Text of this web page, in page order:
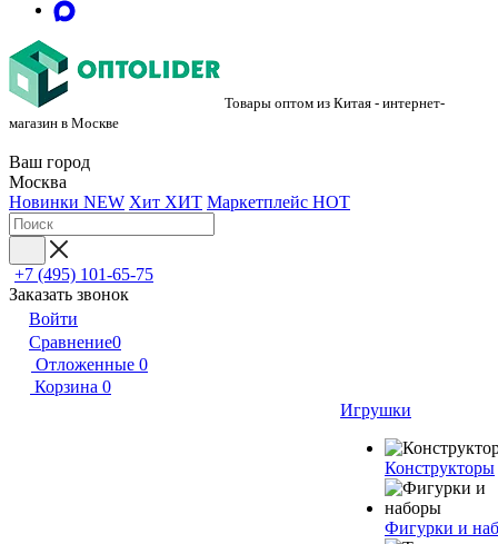
Товары оптом из Китая - интернет-
магазин в Москве
Ваш город
Москва
Новинки NEW Хит ХИТ Маркетплейс HOT
+7 (495) 101-65-75
Заказать звонок
Войти
Сравнение0
Отложенные 0
Корзина 0
Игрушки
Конструкторы
Фигурки и